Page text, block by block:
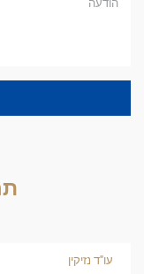
עו"ד נזיקין